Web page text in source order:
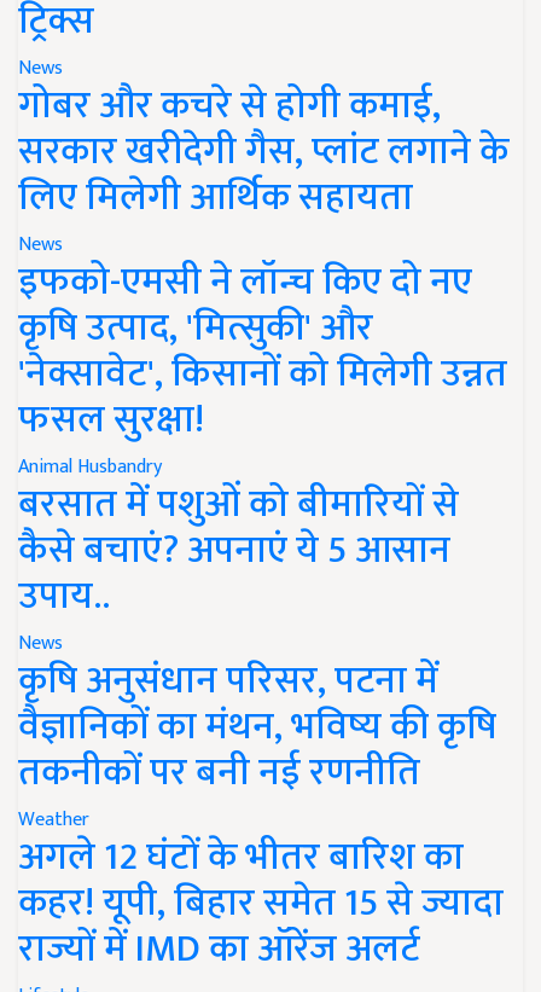
ट्रिक्स
News
गोबर और कचरे से होगी कमाई,
सरकार खरीदेगी गैस, प्लांट लगाने के
लिए मिलेगी आर्थिक सहायता
News
इफको-एमसी ने लॉन्च किए दो नए
कृषि उत्पाद, 'मित्सुकी' और
'नेक्सावेट', किसानों को मिलेगी उन्नत
फसल सुरक्षा!
Animal Husbandry
बरसात में पशुओं को बीमारियों से
कैसे बचाएं? अपनाएं ये 5 आसान
उपाय..
News
कृषि अनुसंधान परिसर, पटना में
वैज्ञानिकों का मंथन, भविष्य की कृषि
तकनीकों पर बनी नई रणनीति
Weather
अगले 12 घंटों के भीतर बारिश का
कहर! यूपी, बिहार समेत 15 से ज्यादा
राज्यों में IMD का ऑरेंज अलर्ट